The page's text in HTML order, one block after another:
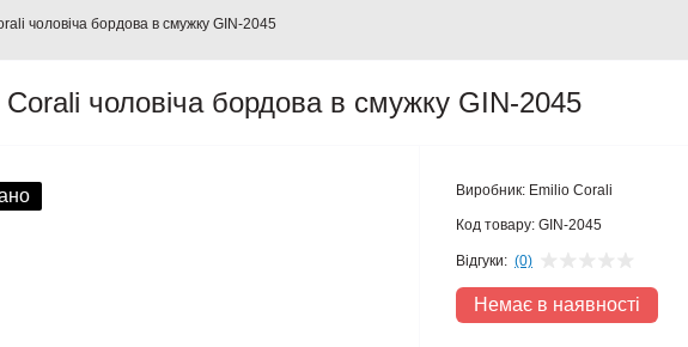
чоловіча бордова в смужку GIN-2045
чоловіча бордова в смужку GIN-2045
Виробник: Emilio Corali
Код товару: GIN-2045
Відгуки: (0)
Немає в наявності